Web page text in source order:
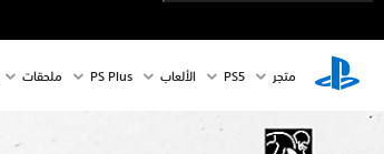
متجر PS5‏ الألعاب PS Plus ملحقات